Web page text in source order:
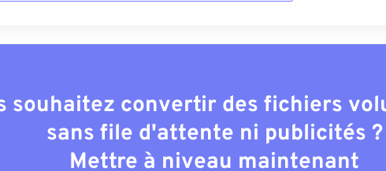
souhaitez convertir des fichiers
sans file d'attente ni publicités ?
Mettre à niveau maintenant